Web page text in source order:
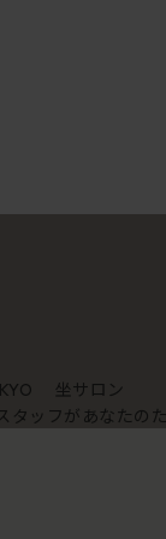
坐サロン
ッフがあなたの